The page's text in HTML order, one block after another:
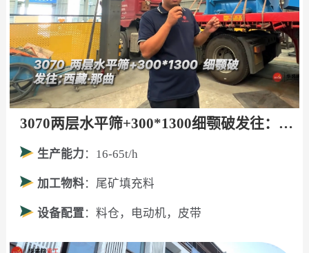
3070两层水平筛+300*1300细颚破发往：西藏·那曲！
生产能力 ：16-65t/h
加工物料：尾矿填充料
设备配置：料仓，电动机，皮带